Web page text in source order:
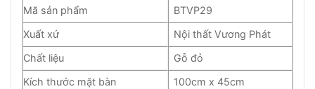
Mã sản phẩm
BTVP29
Xuất xứ
Nội thất Vương Phát
Chất liệu
Gỗ đỏ
Kích thước mặt bàn
100cm x 45cm